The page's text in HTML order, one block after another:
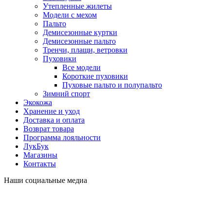
Утепленные жилеты
Модели с мехом
Пальто
Демисезонные куртки
Демисезонные пальто
Тренчи, плащи, ветровки
Пуховики
Все модели
Короткие пуховики
Пуховые пальто и полупальто
Зимний спорт
Экокожа
Хранение и уход
Доставка и оплата
Возврат товара
Программа лояльности
ЛукБук
Магазины
Контакты
Наши социальные медиа